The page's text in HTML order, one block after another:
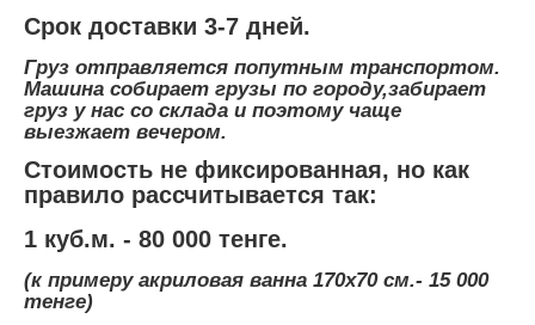
Срок доставки 3-7 дней.
Груз отправляется попутным транспортом.
Машина собирает грузы по городу,забирает
груз у нас со склада и поэтому чаще
выезжает вечером.
Стоимость не фиксированная, но как
правило рассчитывается так:
1 куб.м. - 80 000 тенге.
(к примеру акриловая ванна 170х70 см.- 15 000
тенге)